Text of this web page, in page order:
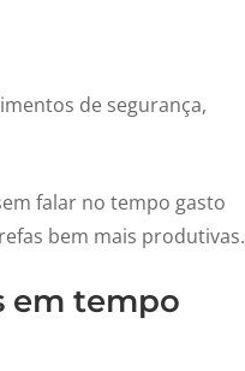
de segurança,
falar no tempo gasto
bem mais produtivas.
em tempo